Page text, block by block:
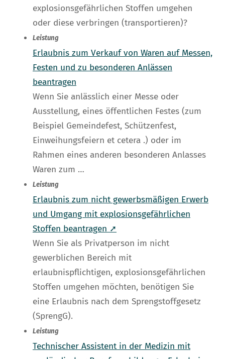
explosionsgefährlichen Stoffen umgehen
oder diese verbringen (transportieren)?
Leistung
Erlaubnis zum Verkauf von Waren auf Messen,
Festen und zu besonderen Anlässen
beantragen
Wenn Sie anlässlich einer Messe oder
Ausstellung, eines öffentlichen Festes (zum
Beispiel Gemeindefest, Schützenfest,
Einweihungsfeiern et cetera .) oder im
Rahmen eines anderen besonderen Anlasses
Waren zum …
Leistung
Erlaubnis zum nicht gewerbsmäßigen Erwerb
und Umgang mit explosionsgefährlichen
Stoffen beantragen ➚
Wenn Sie als Privatperson im nicht
gewerblichen Bereich mit
erlaubnispflichtigen, explosionsgefährlichen
Stoffen umgehen möchten, benötigen Sie
eine Erlaubnis nach dem Sprengstoffgesetz
(SprengG).
Leistung
Technischer Assistent in der Medizin mit